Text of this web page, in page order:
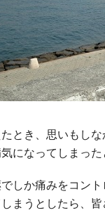
とき、思いもし
になってしまった
しか痛みをコン
まうとしたら、